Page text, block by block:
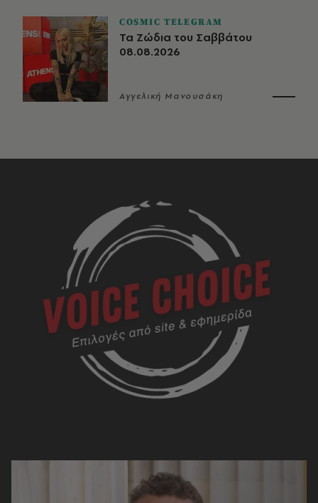
COSMIC TELEGRAM
Τα Ζώδια του Σαββάτου
08.08.2026
Αγγελική Μανουσάκη